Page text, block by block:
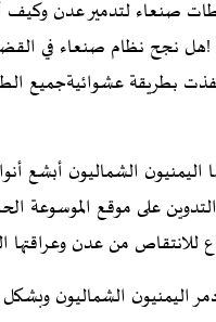
صنعاء لتدمير عدن
نظام صنعاء في القضاء
بطريقة عشوائيةجميع
الشماليون أبشع
التدوين على موقع
من عدن وعراقتها
الشماليون